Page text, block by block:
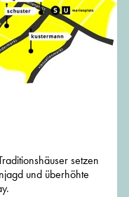
setzen
und überhöhte